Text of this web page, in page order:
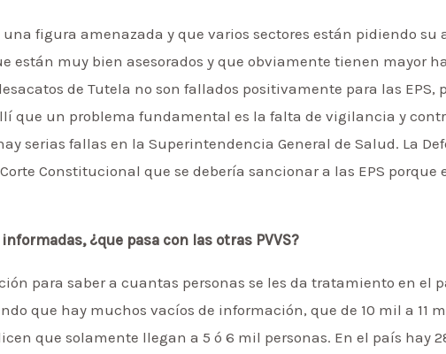
figura amenazada y que varios sectores están pidiendo su
están muy bien asesorados y que obviamente tienen mayor
de Tutela no son fallados positivamente para las EPS,
que un problema fundamental es la falta de vigilancia y
serias fallas en la Superintendencia General de Salud. La
Constitucional que se debería sancionar a las EPS porque
¿que pasa con las otras PVVS?
para saber a cuantas personas se les da tratamiento en el
que hay muchos vacíos de información, que de 10 mil a 11
que solamente llegan a 5 ó 6 mil personas. En el país hay